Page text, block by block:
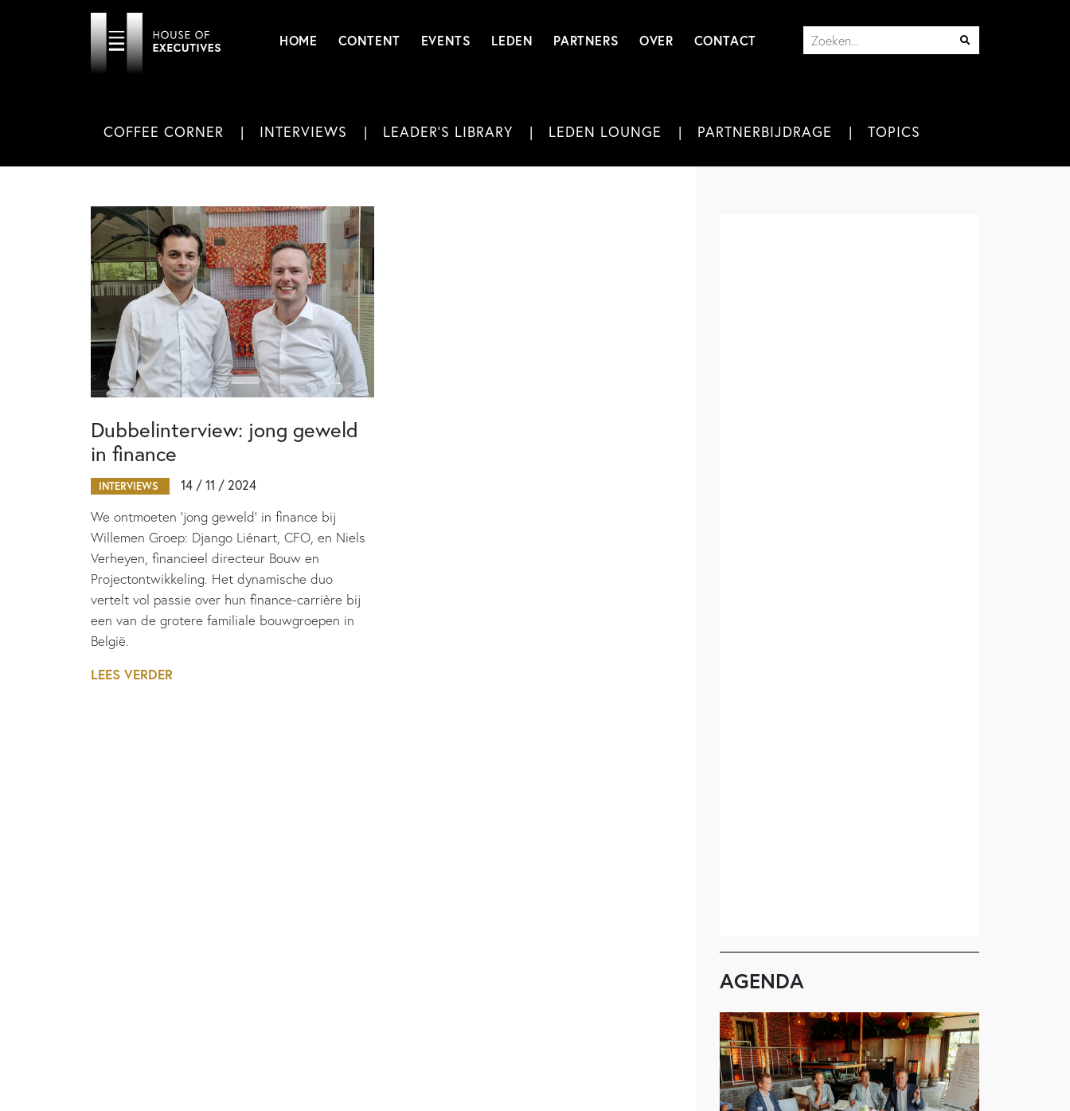
HOME CONTENT EVENTS LEDEN PARTNERS OVER CONTACT
COFFEE CORNER INTERVIEWS LEADER'S LIBRARY LEDEN LOUNGE PARTNERBIJDRAGE TOPICS
Dubbelinterview: jong geweld
in finance
INTERVIEWS
14 / 11 / 2024
We ontmoeten ‘jong geweld’ in finance bij
Willemen Groep: Django Liénart, CFO, en Niels
Verheyen, financieel directeur Bouw en
Projectontwikkeling. Het dynamische duo
vertelt vol passie over hun finance-carrière bij
een van de grotere familiale bouwgroepen in
België.
LEES VERDER
AGENDA